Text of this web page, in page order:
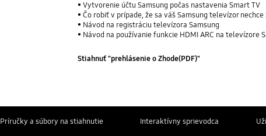
Vytvorenie účtu Samsung počas nastavenia Smart TV
Čo robiť v prípade, že sa váš Samsung televízor
Návod na registráciu televízora Samsung
Návod na používanie funkcie HDMI ARC na televízore
Stiahnuť "prehlásenie o Zhode(PDF)"
Príručky a súbory na stiahnutie Interaktívny sprievodca